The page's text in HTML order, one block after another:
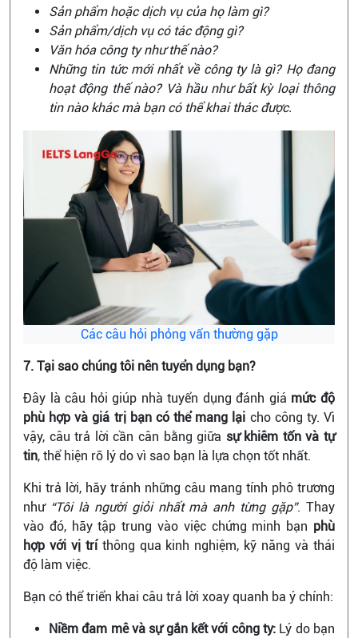
Sản phẩm hoặc dịch vụ của họ làm gì?
Sản phẩm/dịch vụ có tác động gì?
Văn hóa công ty như thế nào?
Những tin tức mới nhất về công ty là gì? Họ đang
hoạt động thế nào? Và hầu như bất kỳ loại thông
tin nào khác mà bạn có thể khai thác được.
Các câu hỏi phỏng vấn thường gặp
7. Tại sao chúng tôi nên tuyển dụng bạn?
Đây là câu hỏi giúp nhà tuyển dụng đánh giá mức độ
phù hợp và giá trị bạn có thể mang lại cho công ty. Vì
vậy, câu trả lời cần cân bằng giữa sự khiêm tốn và tự
tin, thể hiện rõ lý do vì sao bạn là lựa chọn tốt nhất.
Khi trả lời, hãy tránh những câu mang tính phô trương
như “Tôi là người giỏi nhất mà anh từng gặp”. Thay
vào đó, hãy tập trung vào việc chứng minh bạn phù
hợp với vị tríthông qua kinh nghiệm, kỹ năng và thái
độ làm việc.
Bạn có thể triển khai câu trả lời xoay quanh ba ý chính:
Niềm đam mê và sự gắn kết với công ty: Lý do bạn